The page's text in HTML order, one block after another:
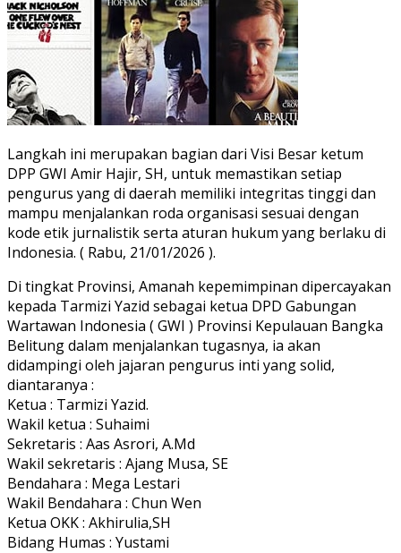
Langkah ini merupakan bagian dari Visi Besar ketum
DPP GWI Amir Hajir, SH, untuk memastikan setiap
pengurus yang di daerah memiliki integritas tinggi dan
mampu menjalankan roda organisasi sesuai dengan
kode etik jurnalistik serta aturan hukum yang berlaku di
Indonesia. ( Rabu, 21/01/2026 ).
Di tingkat Provinsi, Amanah kepemimpinan dipercayakan
kepada Tarmizi Yazid sebagai ketua DPD Gabungan
Wartawan Indonesia ( GWI ) Provinsi Kepulauan Bangka
Belitung dalam menjalankan tugasnya, ia akan
didampingi oleh jajaran pengurus inti yang solid,
diantaranya :
Ketua : Tarmizi Yazid.
Wakil ketua : Suhaimi
Sekretaris : Aas Asrori, A.Md
Wakil sekretaris : Ajang Musa, SE
Bendahara : Mega Lestari
Wakil Bendahara : Chun Wen
Ketua OKK : Akhirulia,SH
Bidang Humas : Yustami